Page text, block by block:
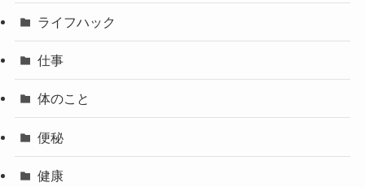
ライフハック
仕事
体のこと
便秘
健康